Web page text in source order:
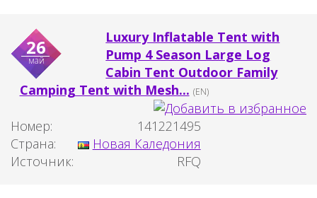
26
май
Luxury Inflatable Tent with
Pump 4 Season Large Log
Cabin Tent Outdoor Family
Camping Tent with Mesh... (EN)
Номер:
141221495
Страна:
Новая Каледония
Источник:
RFQ